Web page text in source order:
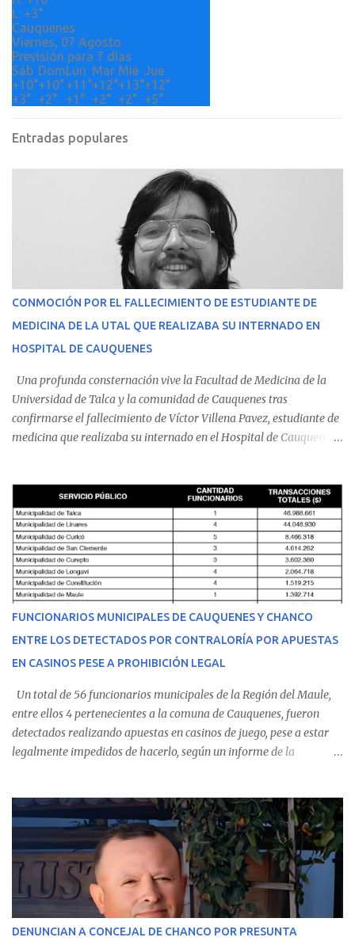
s
L: +3°
Cauquenes
Viernes, 07 Agosto
Previsión para 7 días
Sáb DomLun Mar Mié Jue
+10°+10°+11°+12°+13°+12°
+3° +2° +1° +2° +2° +5°
Entradas populares
CONMOCIÓN POR EL FALLECIMIENTO DE ESTUDIANTE DE
MEDICINA DE LA UTAL QUE REALIZABA SU INTERNADO EN
HOSPITAL DE CAUQUENES
Una profunda consternación vive la Facultad de Medicina de la
Universidad de Talca y la comunidad de Cauquenes tras
confirmarse el fallecimiento de Víctor Villena Pavez, estudiante de
medicina que realizaba su internado en el Hospital de Cauquenes.
malestares físicos. Dada la complejidad de su estado de salud, el
equipo médico determinó su traslado de urgencia al Hospital
Regional de Talca y dado la urgencia la ambulancia partió hacia
Talca con escolta de Carabineros. En medio del traslado, el
estudiante de medicina de 25 años, se agravó y pese a los esfuerzos
del personal de emergencia terminó falleciendo, sin alcanzar a
recibir atención especializada en el centro de destino. Apenas se
conoció la gravedad de su condición, sus padres —residentes en
Villarrica— se trasladaron a Cauquenes con la esperanza de una
evolución favorable. No obstante, alrededo...
FUNCIONARIOS MUNICIPALES DE CAUQUENES Y CHANCO
ENTRE LOS DETECTADOS POR CONTRALORÍA POR APUESTAS
EN CASINOS PESE A PROHIBICIÓN LEGAL
Un total de 56 funcionarios municipales de la Región del Maule,
entre ellos 4 pertenecientes a la comuna de Cauquenes, fueron
detectados realizando apuestas en casinos de juego, pese a estar
legalmente impedidos de hacerlo, según un informe de la
estableció que estos funcionarios —quienes administran o
custodian fondos públicos— efectuaron transacciones por un
monto total de $116.075.918 entre enero de 2024 y junio de 2025.
En el detalle regional, se indica que en la comuna de Cauquenes se
identificó a cuatro funcionarios involucrados en este tipo de
operaciones. Asimismo, se precisa que uno de los casos
corresponde a un funcionario de la Municipalidad de Chanco,
DENUNCIAN A CONCEJAL DE CHANCO POR PRESUNTA